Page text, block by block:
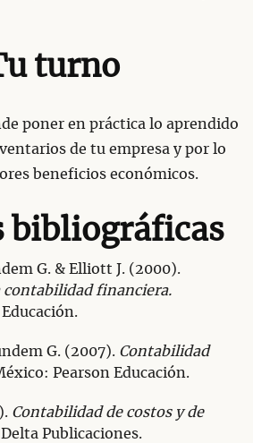
turno
poner en práctica lo aprendido
de tu empresa y por lo
beneficios económicos.
bibliográficas
G. & Elliott J. (2000).
contabilidad financiera.
G. (2007). Contabilidad
Pearson Educación.
Contabilidad de costos y de
Publicaciones.